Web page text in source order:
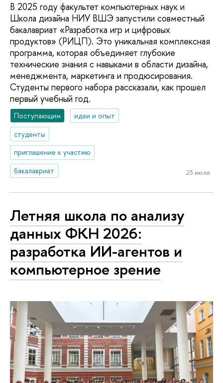
В 2025 году факультет компьютерных наук и
Школа дизайна НИУ ВШЭ запустили совместный
бакалавриат «Разработка игр и цифровых
продуктов» (РИЦП). Это уникальная комплексная
программа, которая объединяет глубокие
технические знания с навыками в области дизайна,
менеджмента, маркетинга и продюсирования.
Студенты первого набора рассказали, как прошел
первый учебный год.
Поступающим
идеи и опыт
студенты
приглашение к участию
бакалавриат
23 июля
Летняя школа по анализу
данных ФКН 2026:
разработка ИИ-агентов и
компьютерное зрение